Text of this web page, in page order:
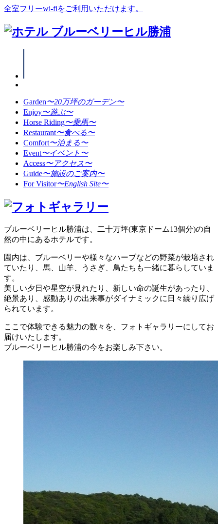
全室フリーwi-fiをご利用いただけます。
Garden〜20万坪のガーデン〜
Enjoy〜遊ぶ〜
Horse Riding〜乗馬〜
Restaurant〜食べる〜
Comfort〜泊まる〜
Event〜イベント〜
Access〜アクセス〜
Guide〜施設のご案内〜
For Visitor〜English Site〜
ブルーベリーヒル勝浦は、二十万坪(東京ドーム13個分)の自
然の中にあるホテルです。
園内は、ブルーベリーや様々なハーブなどの野菜が栽培され
ていたり、馬、山羊、うさぎ、鳥たちも一緒に暮らしていま
す。
美しい夕日や星空が見れたり、新しい命の誕生があったり、
絶景あり、感動ありの出来事がダイナミックに日々繰り広げ
られています。
ここで体験できる魅力の数々を、フォトギャラリーにしてお
届けいたします。
ブルーベリーヒル勝浦の今をお楽しみ下さい。